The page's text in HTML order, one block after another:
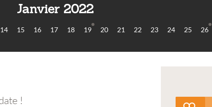
Janvier 2022
14 15 16 17 18 19 20 21 22 23 24 25 26
!